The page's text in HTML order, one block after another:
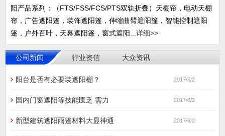
阳产品系列：（FTS/FSS/FCS/PTS双轨折叠）天棚帘，电动天棚
帘，广告遮阳篷，装饰遮阳篷，伸缩曲臂遮阳篷，智能控制遮阳
篷，户外百叶，天幕遮阳篷，窗式遮阳... 详细>>
公司新闻 行业资信 大众资讯
阳台是否有必要装遮阳棚？ 2017/6/2
国内门窗遮阳等技能匮乏 需力 2017/6/2
新型建筑遮阳雨篷材料大显神通 2017/6/2